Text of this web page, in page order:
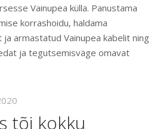
Vainupea külla. Panustama
korrashoidu, haldama
armastatud Vainupea kabelit ning
ja tegutsemisväge omavat
tõi kokku